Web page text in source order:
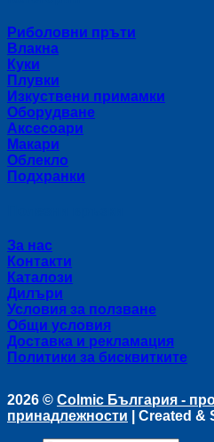
Риболовни пръти
Влакна
Куки
Плувки
Изкуствени примамки
Оборудване
Аксесоари
Макари
Облекло
Подхранки
За нас
Контакти
Каталози
Дилъри
Условия за ползване
Общи условия
Доставка и рекламация
Политики за бисквитките
2026 © Colmic България -
принадлежности | Created &